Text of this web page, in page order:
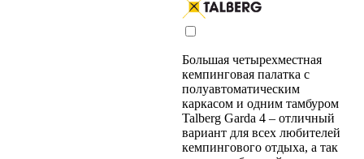
Большая четырехместная
кемпинговая палатка с
полуавтоматическим
каркасом и одним тамбуром
Talberg Garda 4 – отличный
вариант для всех любителей
кемпингового отдыха, а так